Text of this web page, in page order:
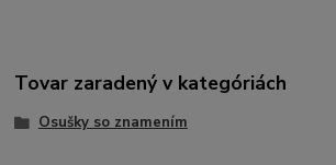
Tovar zaradený v kategóriách
Osušky so znamením